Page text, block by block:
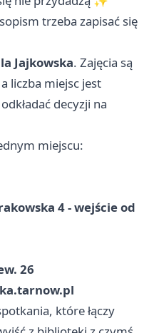
trzeba zapisać się
Jajkowska. Zajęcia są
liczba miejsc jest
decyzji na
miejscu:
4 - wejście od
26
które łączy